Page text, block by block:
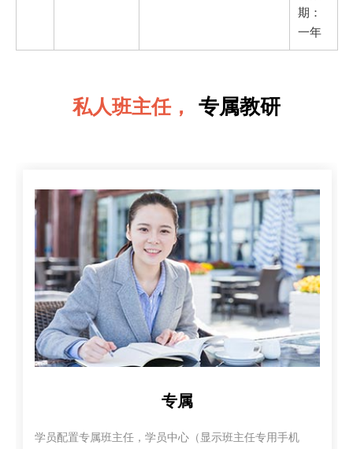
期：
一年
私人班主任， 专属教研
专属
学员配置专属班主任，学员中心（显示班主任专用手机